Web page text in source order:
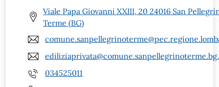
Viale Papa Giovanni XXIII, 20 24016 San
Terme (BG)
034525011